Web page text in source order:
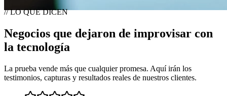
//LO QUE DICEN
Negocios que dejaron de improvisar con
la tecnología
La prueba vende más que cualquier promesa. Aquí irán los
testimonios, capturas y resultados reales de nuestros clientes.